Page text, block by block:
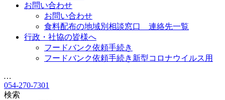
お問い合わせ
お問い合わせ
食料配布の地域別相談窓口 連絡先一覧
行政・社協の皆様へ
フードバンク依頼手続き
フードバンク依頼手続き新型コロナウイルス用
…
054-270-7301
検索